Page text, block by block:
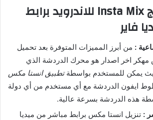
مميزات برنامج Insta Mix للاندرويد برابط
فاير
: من أبرز المميزات المتوفرة بعد تحميل
اخر اصدار هو محرك الدردشة الذي
يمكن للمستخدم بواسطةتطبيق انستا مكس
ايفون الدردشة مع أي مستخدم من أي دولة
هذه الدردشة بسرعة عالية.
: تنزيل انستا مكس برابط مباشر من ميديا